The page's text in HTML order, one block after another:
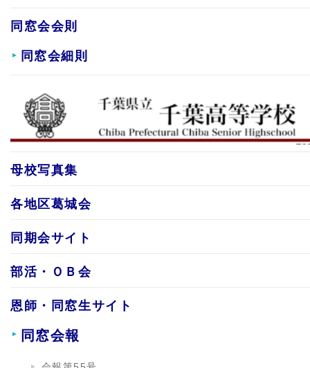
同窓会会則
同窓会細則
母校写真集
各地区葛城会
同期会サイト
部活・ＯＢ会
恩師・同窓生サイト
同窓会報